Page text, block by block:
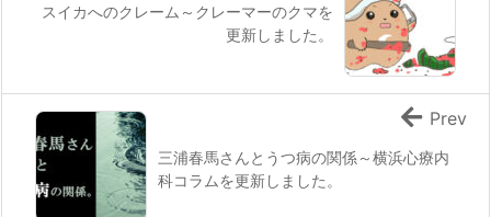
スイカへのクレーム～クレーマーのクマを
更新しました。
三浦春馬さんとうつ病の関係～横浜心療内
科コラムを更新しました。
Prev